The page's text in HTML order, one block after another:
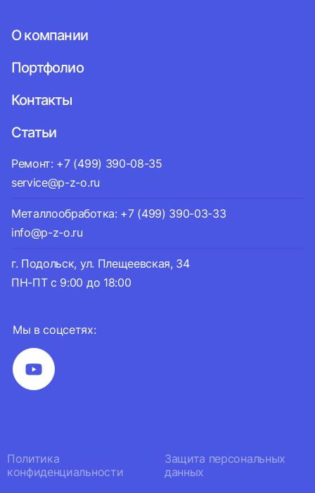
Мы в соцсетях:
О компании
Портфолио
Контакты
Статьи
Ремонт: +7 (499) 390-08-35
service@p-z-o.ru
Металлообработка: +7 (499) 390-03-33
info@p-z-o.ru
г. Подольск, ул. Плещеевская, 34
ПН-ПТ с 9:00 до 18:00
Политика
конфиденциальности
Защита персональных
данных